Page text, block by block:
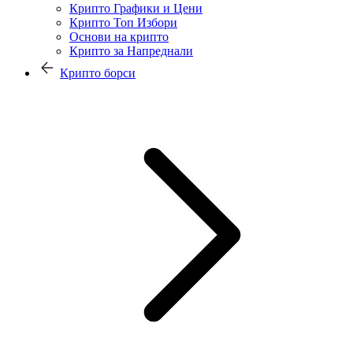
Крипто Графики и Цени
Крипто Топ Избори
Основи на крипто
Крипто за Напреднали
Крипто борси